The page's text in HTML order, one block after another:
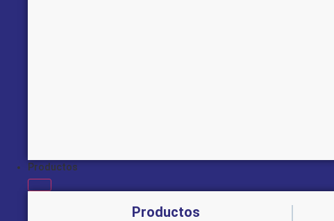
Productos
Productos